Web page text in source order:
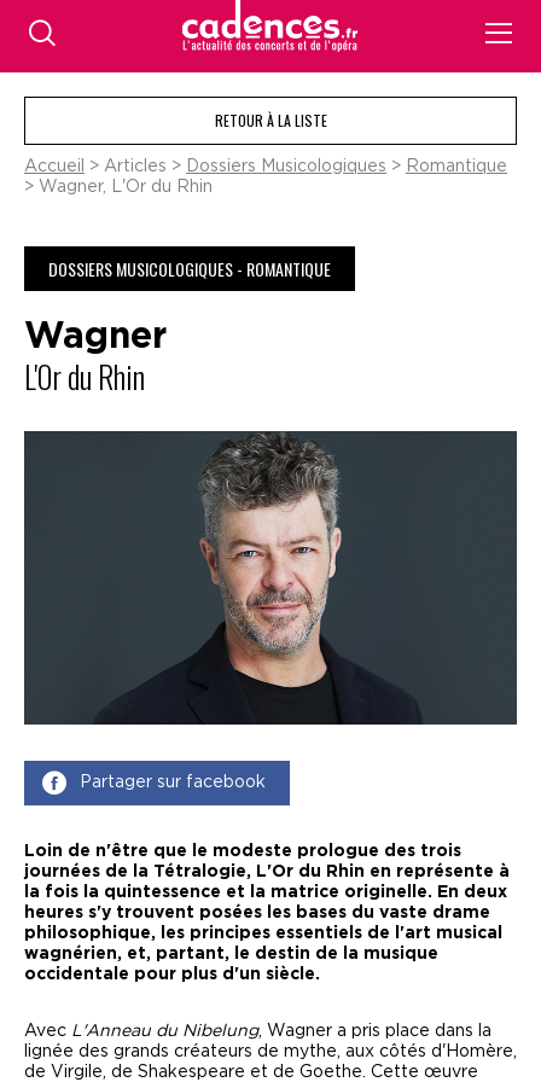
RETOUR À LA LISTE
Accueil > Articles > Dossiers Musicologiques > Romantique
> Wagner, L'Or du Rhin
DOSSIERS MUSICOLOGIQUES - ROMANTIQUE
Wagner
L'Or du Rhin
Partager sur facebook
Loin de n'être que le modeste prologue des trois
journées de la Tétralogie, L'Or du Rhin en représente à
la fois la quintessence et la matrice originelle. En deux
heures s'y trouvent posées les bases du vaste drame
philosophique, les principes essentiels de l'art musical
wagnérien, et, partant, le destin de la musique
occidentale pour plus d'un siècle.
Avec L'Anneau du Nibelung, Wagner a pris place dans la
lignée des grands créateurs de mythe, aux côtés d'Homère,
de Virgile, de Shakespeare et de Goethe. Cette œuvre